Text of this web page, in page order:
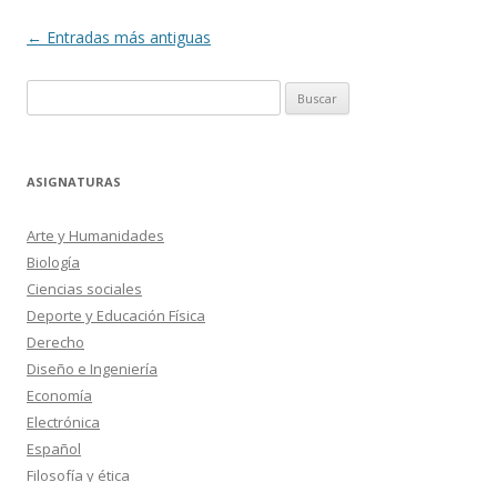
Navegación
← Entradas más antiguas
ASIGNATURAS
Arte y Humanidades
Biología
Ciencias sociales
Deporte y Educación Física
Derecho
Diseño e Ingeniería
Economía
Electrónica
Español
Filosofía y ética